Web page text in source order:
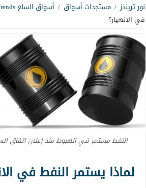
نور تريندز / مستجدات أسواق / أسواق السلع Noor Trends
في الانهيار؟
النفط مستمر في الهبوط منذ إعلان اتفاق
لماذا يستمر النفط في